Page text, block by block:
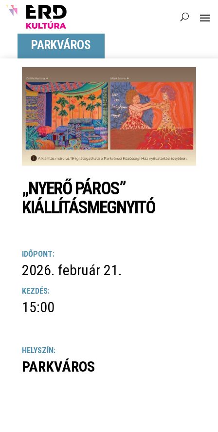
PARKVÁROS
„NYERŐ PÁROS”
KIÁLLÍTÁSMEGNYITÓ
IDŐPONT:
2026. február 21.
KEZDÉS:
15:00
HELYSZÍN:
PARKVÁROS